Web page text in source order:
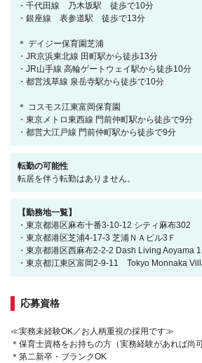
・千代田線 乃木坂駅 徒歩で10分
・銀座線 表参道駅 徒歩で13分
＊ デイジー保育園芝浦
・JR京浜東北線 田町駅から徒歩13分
・JR山手線 高輪ゲートウェイ駅から徒歩10分
・都営浅草線 泉岳寺駅から徒歩で10分
＊ コスモス江東富岡保育園
・東京メトロ東西線 門前仲町駅から徒歩で9分
・都営大江戸線 門前仲町駅から徒歩で9分
転勤の可能性
転居を伴う転勤はありません。
【勤務地一覧】
・東京都港区麻布十番3-10-12 シティ麻布302
・東京都港区芝浦4-17-3 芝浦ＮＡビル3Ｆ
・東京都港区西麻布2-2-2 Dash Living Aoyama
・東京都江東区富岡2-9-11 Tokyo Monnaka
応募資格
≪実務未経験OK／お人柄重視の採用です≫
＊保育士資格をお持ちの方（実務経験があれば尚可
＊第二新卒・ブランクOK